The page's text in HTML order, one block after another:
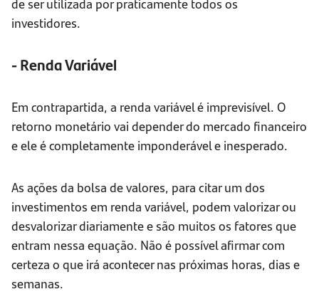
investidores.
- Renda Variável
Em contrapartida, a renda variável é imprevisível. O
retorno monetário vai depender do mercado financeiro
e ele é completamente imponderável e inesperado.
As ações da bolsa de valores, para citar um dos
investimentos em renda variável, podem valorizar ou
desvalorizar diariamente e são muitos os fatores que
entram nessa equação. Não é possível afirmar com
certeza o que irá acontecer nas próximas horas, dias e
semanas.